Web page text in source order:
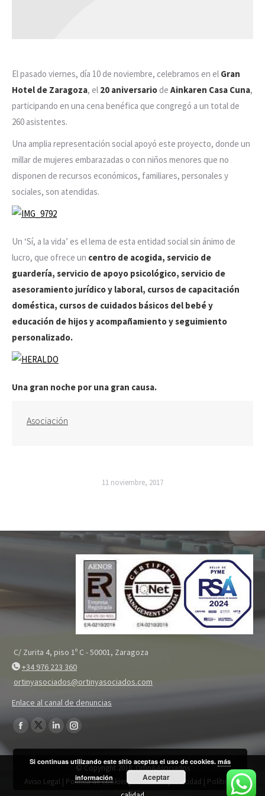
El pasado viernes, día 10 de noviembre, celebramos en el Gran
Hotel de Zaragoza, el 20 aniversario de Ainkaren Casa Cuna,
participando en una cena benéfica que congregó a un total de
260 asistentes.
Una amplia representación social apoyó este proyecto, donde un
millar de mujeres embarazadas o con niños menores que no
disponen de recursos económicos, familiares, personales y
sociales, son atendidas.
Un ‘Sí, a la vida’ es el lema de esta entidad social sin ánimo de
lucro, que ofrece un centro de acogida, servicio de
guardería, servicio de apoyo psicológico, servicio de
asesoramiento jurídico y laboral, cursos de capacitación
doméstica, cursos de cuidados básicos del bebé y
educación de hijos y acompañamiento y seguimiento
personalizado.
Una gran noche por una gran causa.
Asociación
11 noviembre, 2017
C/ Zurita 4, piso 1º C - 50001, Zaragoza
+34 976 223 360
ortinyasociados@ortinyasociados.com
Enlace al canal de denuncias
Encuéntranos en:
Facebook
page
opens
in
Twitter
page
opens
in
Linkedin
page
opens
in
Instagram
page
opens
in
© Copyright 2018. Ortin&Asociados
Aviso Legal | Política de cookies|Política de privacidad | Política de
Si continuas utilizando este sitio aceptas el uso de cookies.más
información
Aceptar